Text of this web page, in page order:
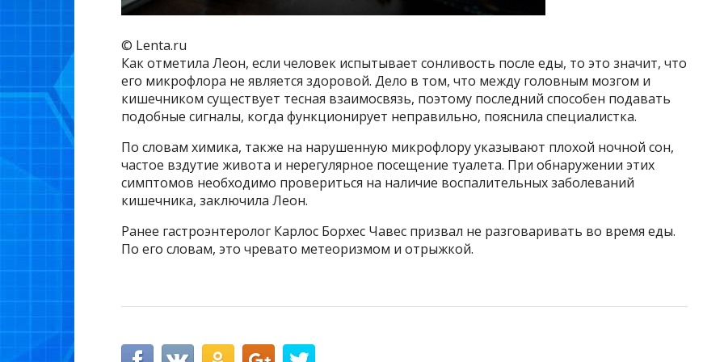
© Lenta.ru
Как отметила Леон, если человек испытывает сонливость после еды, то это значит, что
его микрофлора не является здоровой. Дело в том, что между головным мозгом и
кишечником существует тесная взаимосвязь, поэтому последний способен подавать
подобные сигналы, когда функционирует неправильно, пояснила специалистка.
По словам химика, также на нарушенную микрофлору указывают плохой ночной сон,
частое вздутие живота и нерегулярное посещение туалета. При обнаружении этих
симптомов необходимо провериться на наличие воспалительных заболеваний
кишечника, заключила Леон.
Ранее гастроэнтеролог Карлос Борхес Чавес призвал не разговаривать во время еды.
По его словам, это чревато метеоризмом и отрыжкой.